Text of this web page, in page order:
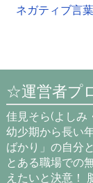
ネガティブ言
☆運営者プ
佳見そら(よしみ
幼少期から長い
ばかり」の自分
とある職場での
えたいと決意！